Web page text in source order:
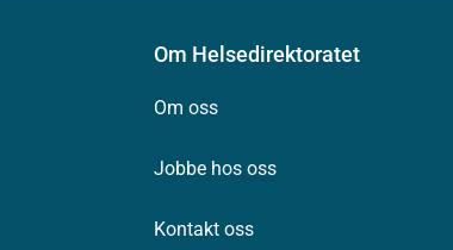
Om Helsedirektoratet
Om oss
Jobbe hos oss
Kontakt oss